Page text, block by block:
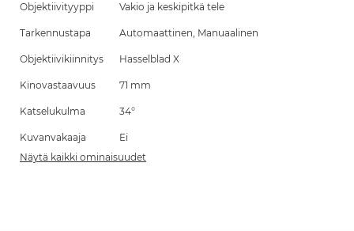
Objektiivityyppi Vakio ja keskipitkä tele
Tarkennustapa Automaattinen, Manuaalinen
Objektiivikiinnitys Hasselblad X
Kinovastaavuus 71 mm
Katselukulma 34°
Kuvanvakaaja
Ei
Näytä kaikki ominaisuudet